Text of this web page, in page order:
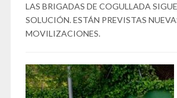
LAS BRIGADAS DE COGULLADA
SOLUCIÓN. ESTÁN PREVISTAS
MOVILIZACIONES.